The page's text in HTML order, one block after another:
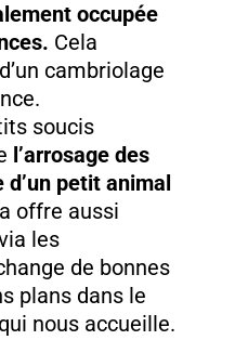
occupée
Cela
cambriolage
soucis
l’arrosage des
d’un petit animal
offre aussi
les
de bonnes
plans dans le
nous accueille.